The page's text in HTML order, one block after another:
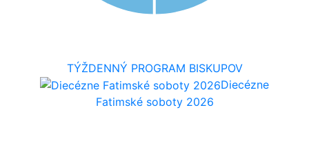
TÝŽDENNÝ PROGRAM BISKUPOV
Diecézne
Fatimské soboty 2026